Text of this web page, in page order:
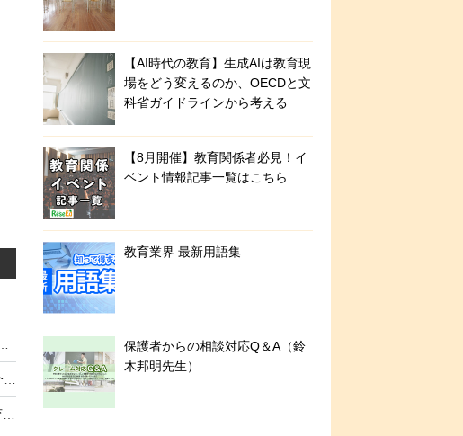
ンポ9/6…創造性と探究の未来を考える
探究学習でウェルビーイング向上、授業実践を紹介する中高教員向けセミナー8/26
生成AI活用から学校改革まで「コアネット私学教育フォーラム」8/18
【AI時代の教育】生成AIは教育現
場をどう変えるのか、OECDと文
科省ガイドラインから考える
【8月開催】教育関係者必見！イ
ベント情報記事一覧はこちら
教育業界 最新用語集
保護者からの相談対応Q＆A（鈴
木邦明先生）